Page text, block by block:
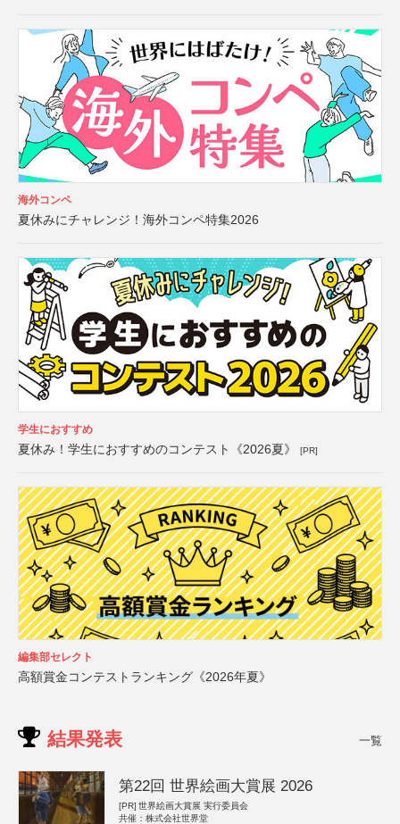
海外コンペ
夏休みにチャレンジ！海外コンペ特集2026
学生におすすめ
夏休み！学生におすすめのコンテスト《2026夏》 [PR]
編集部セレクト
高額賞金コンテストランキング《2026年夏》
結果発表 一覧
第22回 世界絵画大賞展 2026
[PR] 世界絵画大賞展 実行委員会
共催：株式会社世界堂